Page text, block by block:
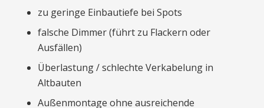
zu geringe Einbautiefe bei Spots
falsche Dimmer (führt zu Flackern oder
Ausfällen)
Überlastung / schlechte Verkabelung in
Altbauten
Außenmontage ohne ausreichende